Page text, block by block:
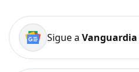
Sigue a Vanguardia